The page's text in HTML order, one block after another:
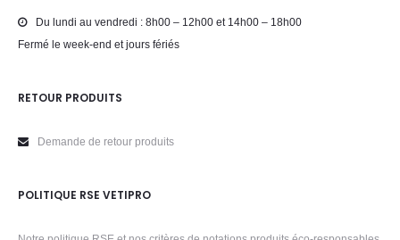
Du lundi au vendredi : 8h00 – 12h00 et 14h00 – 18h00
Fermé le week-end et jours fériés
RETOUR PRODUITS
Demande de retour produits
POLITIQUE RSE VETIPRO